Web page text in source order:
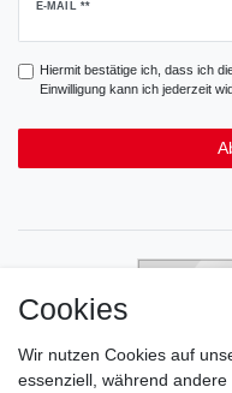
E-MAIL **
Newsletter
Hiermit bestätige ich, dass ich
Einwilligung kann ich jederzeit
Cookies
Wir nutzen Cookies auf
essenziell, während